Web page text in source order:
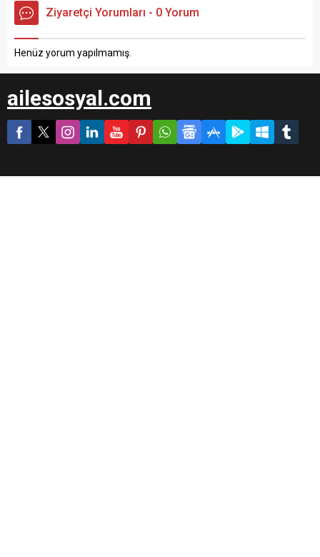
Ziyaretçi Yorumları - 0 Yorum
Henüz yorum yapılmamış.
ailesosyal.com